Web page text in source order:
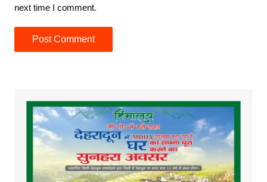
next time I comment.